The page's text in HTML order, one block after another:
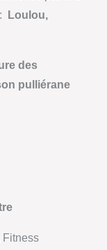
Loulou,
des
pulliérane
Fitness